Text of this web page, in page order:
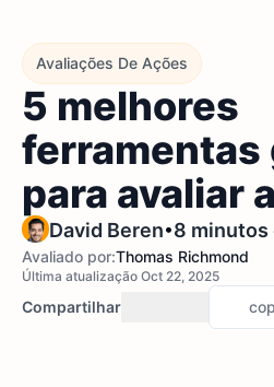
Avaliações De Ações
5 melhores
ferramentas
para avaliar
David Beren•8 minutos
Avaliado por:Thomas Richmond
Última atualização Oct 22, 2025
Compartilhar